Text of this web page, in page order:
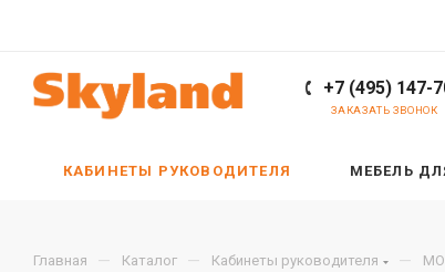
+7 (495) 147-
ЗАКАЗАТЬ ЗВОНОК
КАБИНЕТЫ РУКОВОДИТЕЛЯ МЕБЕЛЬ
Главная — Каталог — Кабинеты руководителя —